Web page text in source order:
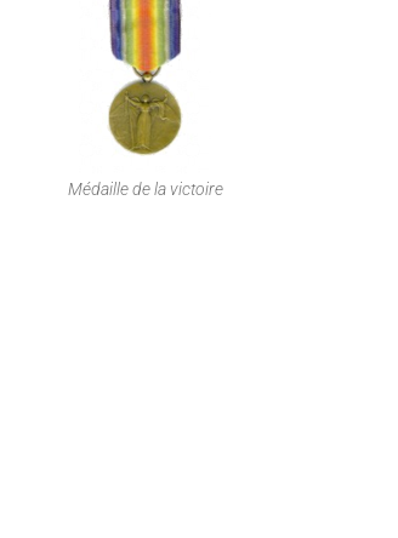
Médaille de la victoire